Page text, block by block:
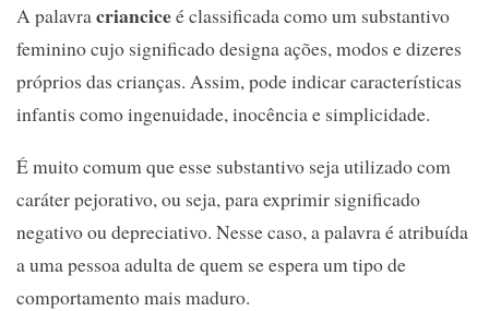
A palavracrianciceé classificada como um substantivo
feminino cujo significado designa ações, modos e dizeres
próprios das crianças. Assim, pode indicar características
infantis como ingenuidade, inocência e simplicidade.
É muito comum que esse substantivo seja utilizado com
caráter pejorativo, ou seja, para exprimir significado
negativo ou depreciativo. Nesse caso, a palavra é atribuída
a uma pessoa adulta de quem se espera um tipo de
comportamento mais maduro.